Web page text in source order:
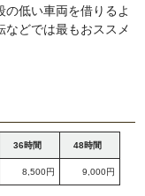
低い車両を借りるよ
などでは最もおススメ
36時間 48時間
8,500円 9,000円